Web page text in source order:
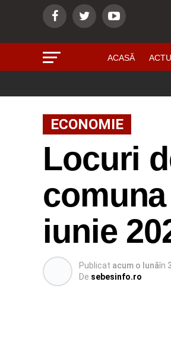
ACASĂ
ECONOMIE
Locuri
iunie
Publicat acum o lunăîn
De sebesinfo.ro